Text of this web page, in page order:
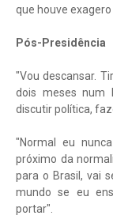
que houve
Pós-Presidência
"Vou descansar.
dois meses num
discutir política,
"Normal eu
próximo da
para o Brasil, vai
mundo se eu
portar".